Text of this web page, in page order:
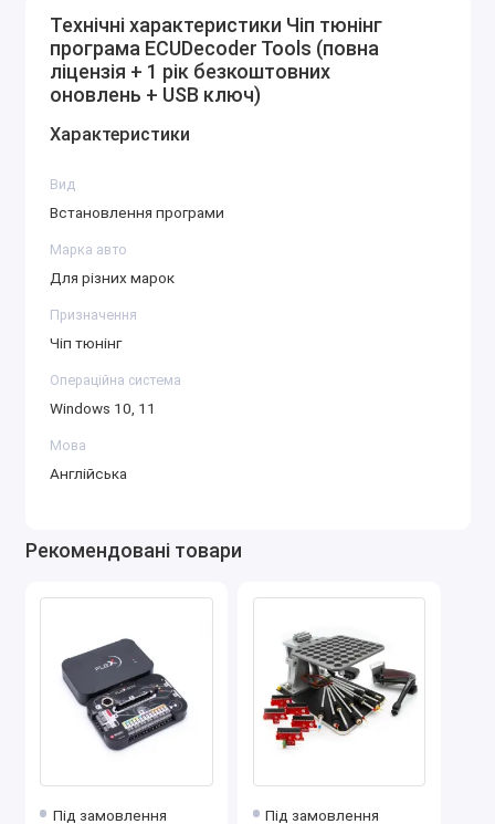
Відключення системи EGR (EGR Off):
Вимикає клапан рециркуляції відпрацьованих
газів (EGR). Це допомагає уникнути помилок та
знижує ризик забруднення впускного тракту.
Видалення кодів помилок (DTC Off):
Відключення системи AdBlue (SCR Off):
автомобіля. Працює з уже зчитаними файлами
Редагування VIN та PIN:
імобілайзера.
Модифікація прошивок:
Підвищення потужності та крутного
моменту двигуна.
Технічні характеристики Чіп тюнінг
програма ECUDecoder Tools (повна
ліцензія + 1 рік безкоштовних
оновлень + USB ключ)
Характеристики
Вид
Встановлення програми
Марка авто
Для різних марок
Призначення
Чіп тюнінг
Операційна система
Windows 10, 11
Мова
Англійська
Рекомендовані товари
Під замовлення Під замовлення